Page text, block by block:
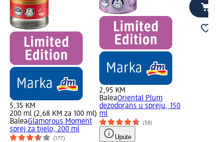
5,35 KM
200 ml (2,68 KM za 100 ml)
BaleaGlamorous Moment
sprej za tijelo, 200 ml
(177)
2,95 KM
BaleaOriental Plum
dezodorans u spreju, 150
ml
(58)
Upute